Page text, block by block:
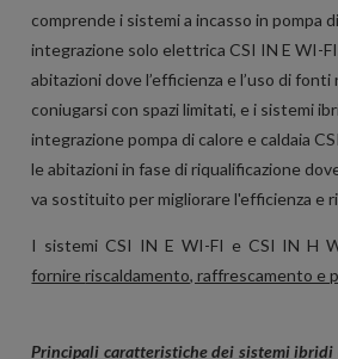
comprende i sistemi a incasso in pompa
integrazione solo elettrica CSI IN E WI-
abitazioni dove l’efficienza e l’uso di
coniugarsi con spazi limitati, e i sistemi
integrazione pompa di calore e caldaia
le abitazioni in fase di riqualificazione
va sostituito per migliorare l'efficienza e
I sistemi CSI IN E WI-FI e CSI IN H
fornireriscaldamento, raffrescamento e
Principali caratteristiche dei sistemi ibridi